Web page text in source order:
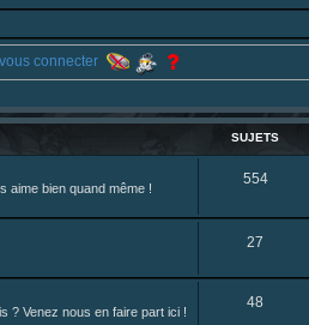
connecter
SUJETS
aime bien quand même !
554S
27
? Venez nous en faire part ici !
48